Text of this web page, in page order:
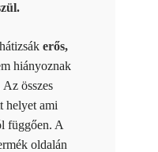
erős,
hiányoznak
Az összes
helyet ami
függően. A
oldalán